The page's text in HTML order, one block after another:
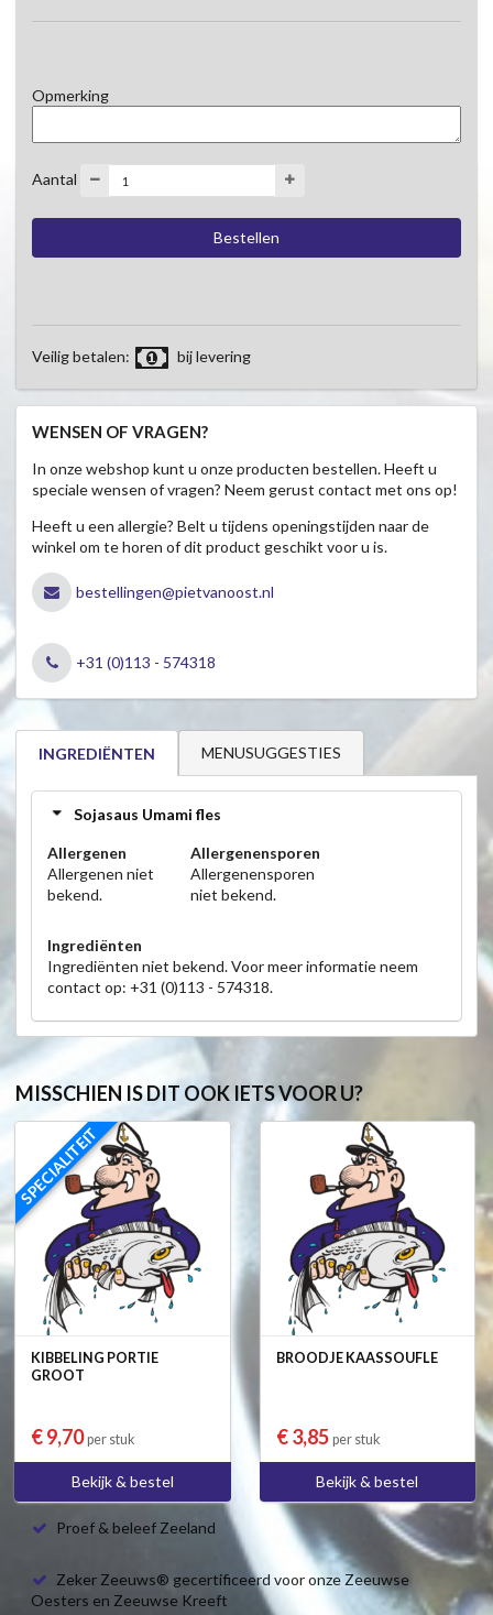
Opmerking
Aantal
Veilig betalen: bij levering
WENSEN OF VRAGEN?
In onze webshop kunt u onze producten bestellen. Heeft u
speciale wensen of vragen? Neem gerust contact met ons op!
Heeft u een allergie? Belt u tijdens openingstijden naar de
winkel om te horen of dit product geschikt voor u is.
bestellingen@pietvanoost.nl
+31 (0)113 - 574318
INGREDIËNTEN MENUSUGGESTIES
Sojasaus Umami fles
Allergenen
Allergenen niet
bekend.
Allergenensporen
Allergenensporen
niet bekend.
Ingrediënten
Ingrediënten niet bekend. Voor meer informatie neem
contact op: +31 (0)113 - 574318.
MISSCHIEN IS DIT OOK IETS VOOR U?
SPECIALITEIT
KIBBELING PORTIE
GROOT
€ 9,70per stuk
Bekijk & bestel
BROODJE KAASSOUFLE
€ 3,85 per stuk
Bekijk & bestel
Proef & beleef Zeeland
Zeker Zeeuws® gecertificeerd voor onze Zeeuwse
Oesters en Zeeuwse Kreeft